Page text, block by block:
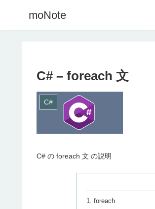
moNote
C# – foreach 文
C#
C# の foreach 文 の説明
foreach